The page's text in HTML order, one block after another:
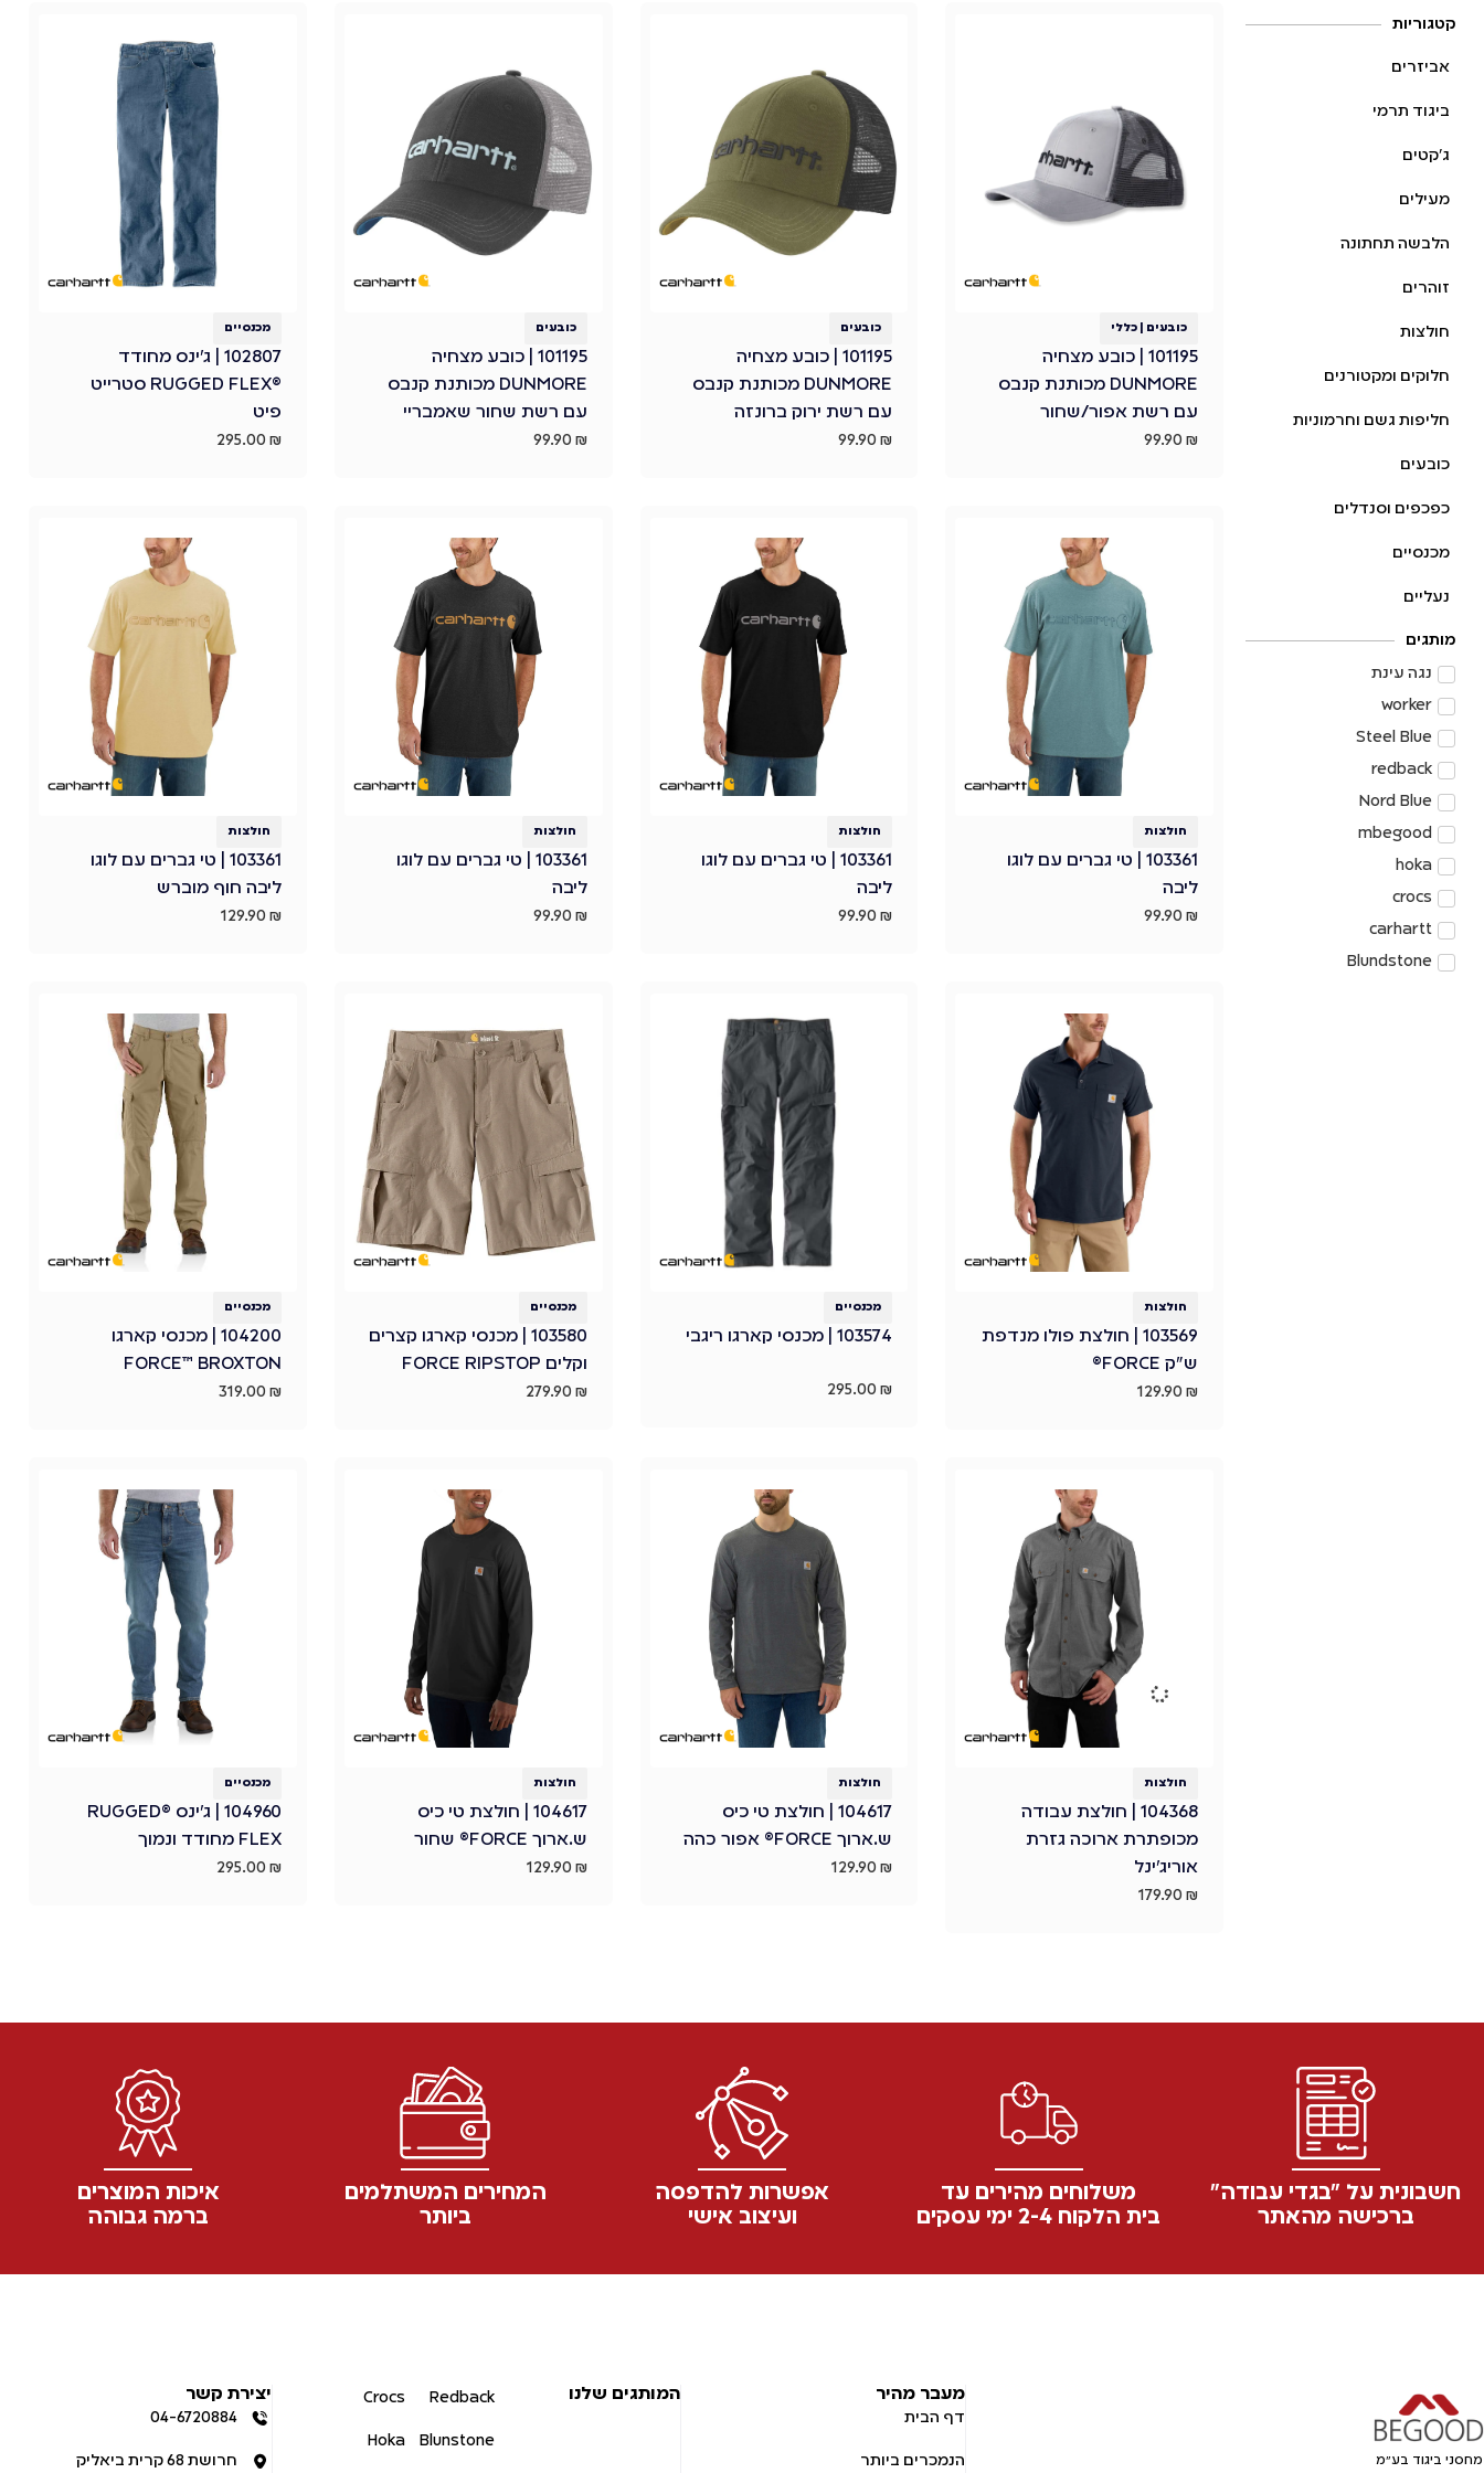
קטגוריות
אביזרים
ביגוד תרמי
ג׳קטים
מעילים
הלבשה תחתונה
זוהרים
חולצות
חלוקים ומקטורנים
חליפות גשם וחרמוניות
כובעים
כפכפים וסנדלים
מכנסיים
נעליים
מותגים
נגה עינת
worker
Steel Blue
redback
Nord Blue
mbegood
hoka
crocs
carhartt
Blundstone
כובעים כללי
101195 | כובע מצחיה
DUNMORE מכותנת קנבס
עם רשת אפור/שחור
99.90₪
כובעים
101195 | כובע מצחיה
DUNMORE מכותנת קנבס
עם רשת ירוק ברונזה
99.90₪
כובעים
101195 | כובע מצחיה
DUNMORE מכותנת קנבס
עם רשת שחור שאמבריי
99.90 ₪
מכנסיים
102807 | ג'ינס מחודד
®RUGGED FLEX סטרייט
פיט
295.00 ₪
חולצות
103361 | טי גברים עם לוגו
ליבה
99.90₪
חולצות
103361 | טי גברים עם לוגו
ליבה
99.90₪
חולצות
103361 | טי גברים עם לוגו
ליבה
99.90 ₪
חולצות
103361 | טי גברים עם לוגו
ליבה חוף מוברש
129.90 ₪
חולצות
103569 | חולצת פולו מנדפת
ש"ק FORCE®
129.90₪
מכנסיים
103574 | מכנסי קארגו ריגבי
295.00₪
מכנסיים
103580 | מכנסי קארגו קצרים
וקלים FORCE RIPSTOP
279.90 ₪
מכנסיים
104200 | מכנסי קארגו
FORCE™ BROXTON
319.00 ₪
חולצות
104368 | חולצת עבודה
מכופתרת ארוכה גזרת
אוריג'ינל
179.90₪
חולצות
104617 | חולצת טי כיס
ש.ארוך FORCE® אפור כהה
129.90₪
חולצות
104617 | חולצת טי כיס
ש.ארוך FORCE® שחור
129.90 ₪
מכנסיים
104960 | ג'ינס ®RUGGED
FLEX מחודד ונמוך
295.00 ₪
₪